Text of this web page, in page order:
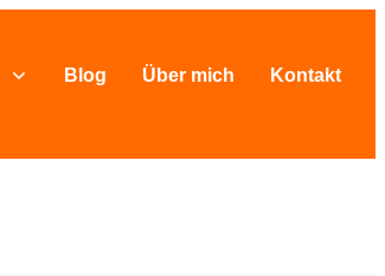
Blog Über mich Kontakt